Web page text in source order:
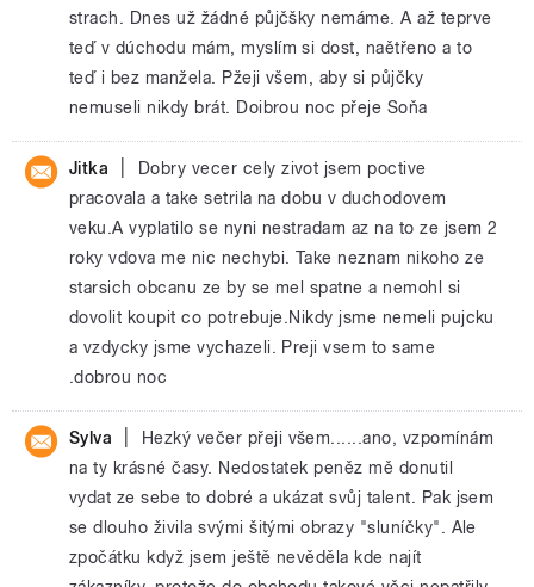
strach. Dnes už žádné půjčšky nemáme. A až teprve
teď v dúchodu mám, myslím si dost, naětřeno a to
teď i bez manžela. Pžeji všem, aby si půjčky
nemuseli nikdy brát. Doibrou noc přeje Soňa
Jitka
Dobry vecer cely zivot jsem poctive
pracovala a take setrila na dobu v duchodovem
veku.A vyplatilo se nyni nestradam az na to ze jsem 2
roky vdova me nic nechybi. Take neznam nikoho ze
starsich obcanu ze by se mel spatne a nemohl si
dovolit koupit co potrebuje.Nikdy jsme nemeli pujcku
a vzdycky jsme vychazeli. Preji vsem to same
.dobrou noc
Sylva
Hezký večer přeji všem......ano, vzpomínám
na ty krásné časy. Nedostatek peněz mě donutil
vydat ze sebe to dobré a ukázat svůj talent. Pak jsem
se dlouho živila svými šitými obrazy "sluníčky". Ale
zpočátku když jsem ještě nevěděla kde najít